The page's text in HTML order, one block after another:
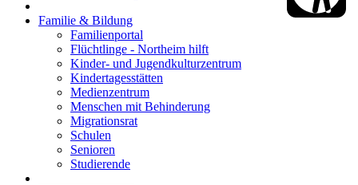
Familie & Bildung
Familienportal
Flüchtlinge - Northeim hilft
Kinder- und Jugendkulturzentrum
Kindertagesstätten
Medienzentrum
Menschen mit Behinderung
Migrationsrat
Schulen
Senioren
Studierende